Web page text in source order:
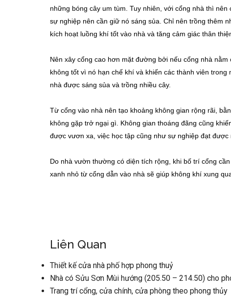
những bóng cây um tùm. Tuy nhiên, với cổng nhà thì
sự nghiệp nên cần giữ nó sáng sủa. Chỉ nên trồng thêm
kích hoạt luồng khí tốt vào nhà và tăng cảm giác thân
Nên xây cổng cao hơn mặt đường bởi nếu cổng nhà
không tốt vì nó hạn chế khí và khiến các thành viên
nhà được sáng sủa và trồng nhiều cây.
Từ cổng vào nhà nên tạo khoảng không gian rộng rãi,
không gặp trở ngại gì. Không gian thoáng đãng cũng
được vươn xa, việc học tập cũng như sự nghiệp đạt được
Do nhà vườn thường có diện tích rộng, khi bố trí cổng
xanh nhỏ từ cổng dẫn vào nhà sẽ giúp không khí xung
Liên Quan
Thiết kế cửa nhà phố hợp phong thuỷ
Nhà có Sửu Sơn Mùi hướng (205.50 – 214.50) cho
Trang trí cổng, cửa chính, cửa phòng theo phong thủy